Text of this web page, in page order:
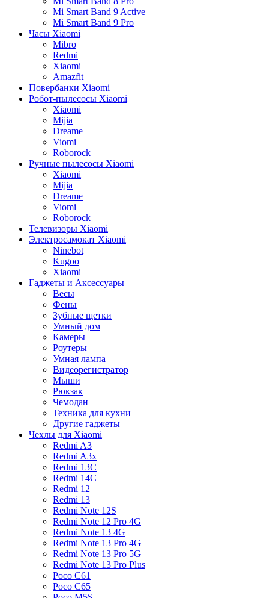
Mi Smart Band 9 Active
Mi Smart Band 9 Pro
Часы Xiaomi
Mibro
Redmi
Xiaomi
Amazfit
Повербанки Xiaomi
Робот-пылесосы Xiaomi
Xiaomi
Mijia
Dreame
Viomi
Roborock
Ручные пылесосы Xiaomi
Xiaomi
Mijia
Dreame
Viomi
Roborock
Телевизоры Xiaomi
Электросамокат Xiaomi
Ninebot
Kugoo
Xiaomi
Гаджеты и Аксессуары
Весы
Фены
Зубные щетки
Умный дом
Камеры
Роутеры
Умная лампа
Видеорегистратор
Мыши
Рюкзак
Чемодан
Техника для кухни
Другие гаджеты
Чехлы для Xiaomi
Redmi A3
Redmi A3x
Redmi 13C
Redmi 14C
Redmi 12
Redmi 13
Redmi Note 12S
Redmi Note 12 Pro 4G
Redmi Note 13 4G
Redmi Note 13 Pro 4G
Redmi Note 13 Pro 5G
Redmi Note 13 Pro Plus
Poco C61
Poco C65